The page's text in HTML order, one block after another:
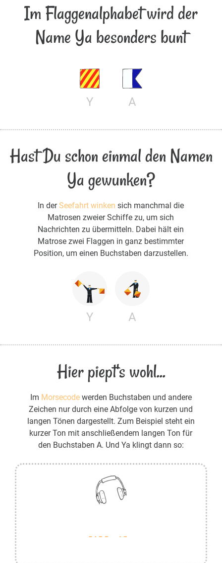
Im Flaggenalphabet wird der
Name Ya besonders bunt
Y A
Hast Du schon einmal den Namen
Ya gewunken?
In derSeefahrt winken sich manchmal die
Matrosen zweier Schiffe zu, um sich
Nachrichten zu übermitteln. Dabei hält ein
Matrose zwei Flaggen in ganz bestimmter
Position, um einen Buchstaben darzustellen.
Y A
Hier piept's wohl...
Im Morsecodewerden Buchstaben und andere
Zeichen nur durch eine Abfolge von kurzen und
langen Tönen dargestellt. Zum Beispiel steht ein
kurzer Ton mit anschließendem langen Ton für
den Buchstaben A. Und Ya klingt dann so: